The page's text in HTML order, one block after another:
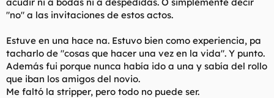
"no" a las invitaciones de estos actos.
Estuve en una hace na. Estuvo bien como experiencia, pa
tacharlo de "cosas que hacer una vez en la vida". Y punto.
Además fui porque nunca había ido a una y sabía del rollo
que iban los amigos del novio.
Me faltó la stripper, pero todo no puede ser.